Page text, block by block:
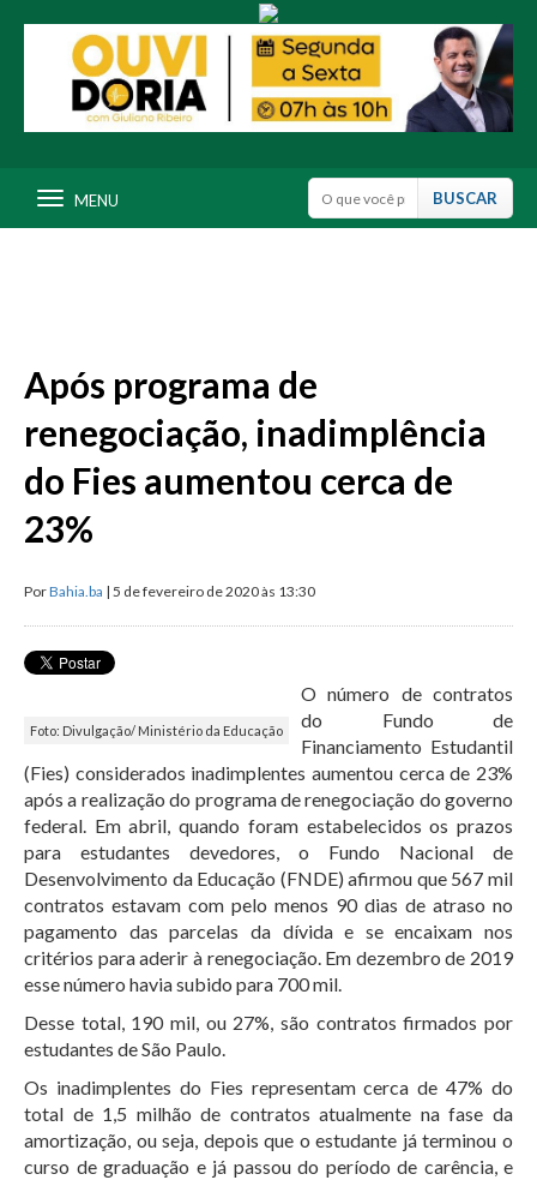
MENU
Após programa de
renegociação, inadimplência
do Fies aumentou cerca de
23%
PorBahia.ba | 5 de fevereiro de 2020 às 13:30
Foto: Divulgação/ Ministério da Educação
O número de contratos
do Fundo de
Financiamento Estudantil
(Fies) considerados inadimplentes aumentou cerca de 23%
após a realização do programa de renegociação do governo
federal. Em abril, quando foram estabelecidos os prazos
para estudantes devedores, o Fundo Nacional de
Desenvolvimento da Educação (FNDE) afirmou que 567 mil
contratos estavam com pelo menos 90 dias de atraso no
pagamento das parcelas da dívida e se encaixam nos
critérios para aderir à renegociação. Em dezembro de 2019
esse número havia subido para 700 mil.
Desse total, 190 mil, ou 27%, são contratos firmados por
estudantes de São Paulo.
Os inadimplentes do Fies representam cerca de 47% do
total de 1,5 milhão de contratos atualmente na fase da
amortização, ou seja, depois que o estudante já terminou o
curso de graduação e já passou do período de carência, e